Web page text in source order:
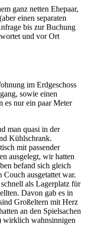
ganz netten Ehepaar,
einen separaten
bis zur Buchung
und vor Ort
im Erdgeschoss
sowie einen
es nur ein paar Meter
man quasi in der
Kühlschrank.
mit passender
ausgelegt, wir hatten
befand sich gleich
ausgetattet war.
als Lagerplatz für
Davon gab es in
Großeltern mit Herz
an den Spielsachen
wirklich wahnsinnigen